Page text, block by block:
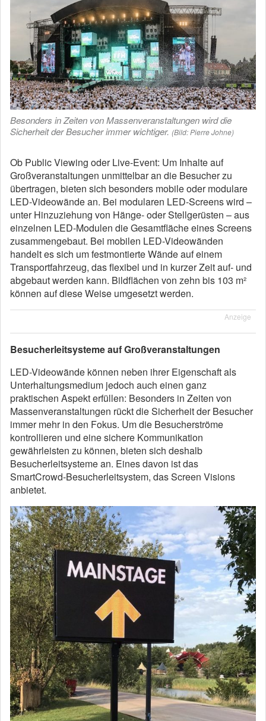
Besonders in Zeiten von Massenveranstaltungen wird die
Sicherheit der Besucher immer wichtiger. (Bild: Pierre Johne)
Ob Public Viewing oder Live-Event: Um Inhalte auf
Großveranstaltungen unmittelbar an die Besucher zu
übertragen, bieten sich besonders mobile oder modulare
LED-Videowände an. Bei modularen LED-Screens wird –
unter Hinzuziehung von Hänge- oder Stellgerüsten – aus
einzelnen LED-Modulen die Gesamtfläche eines Screens
zusammengebaut. Bei mobilen LED-Videowänden
handelt es sich um festmontierte Wände auf einem
Transportfahrzeug, das flexibel und in kurzer Zeit auf- und
abgebaut werden kann. Bildflächen von zehn bis 103 m²
können auf diese Weise umgesetzt werden.
Anzeige
Besucherleitsysteme auf Großveranstaltungen
LED-Videowände können neben ihrer Eigenschaft als
Unterhaltungsmedium jedoch auch einen ganz
praktischen Aspekt erfüllen: Besonders in Zeiten von
Massenveranstaltungen rückt die Sicherheit der Besucher
immer mehr in den Fokus. Um die Besucherströme
kontrollieren und eine sichere Kommunikation
gewährleisten zu können, bieten sich deshalb
Besucherleitsysteme an. Eines davon ist das
SmartCrowd-Besucherleitsystem, das Screen Visions
anbietet.